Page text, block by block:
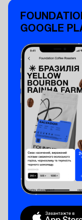
GOOGLE